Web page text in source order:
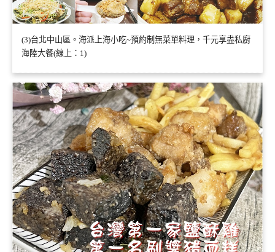
(3)台北中山區。海派上海小吃~預約制無菜單料理，千元享盡私廚
海陸大餐(線上：1)